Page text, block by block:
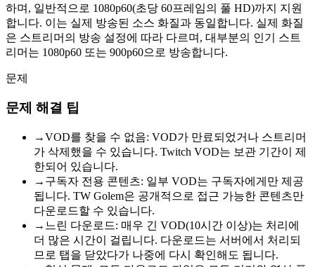
하며, 일반적으로 1080p60(초당 60프레임의 풀 HD)까지 지원
합니다. 이는 실제 방송된 소스 화질과 동일합니다. 실제 화질
은 스트리머의 방송 설정에 따라 다르며, 대부분의 인기 스트
리머는 1080p60 또는 900p60으로 방송합니다.
문제
문제 해결 팁
→VOD를 찾을 수 없음: VOD가 만료되었거나 스트리머
가 삭제했을 수 있습니다. Twitch VOD는 보관 기간이 제
한되어 있습니다.
→ 구독자 전용 콘텐츠: 일부 VOD는 구독자에게만 제공
됩니다. TW Golem은 공개적으로 접근 가능한 콘텐츠만
다운로드할 수 있습니다.
→ 느린 다운로드: 매우 긴 VOD(10시간 이상)는 처리에
더 많은 시간이 걸립니다. 다운로드는 서버에서 처리되
므로 탭을 닫았다가 나중에 다시 확인해도 됩니다.